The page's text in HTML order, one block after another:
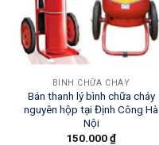
BÌNH CHỮA CHÁY
Bán thanh lý bình chữa cháy
nguyên hộp tại Định Công Hà
Nội
150.000₫